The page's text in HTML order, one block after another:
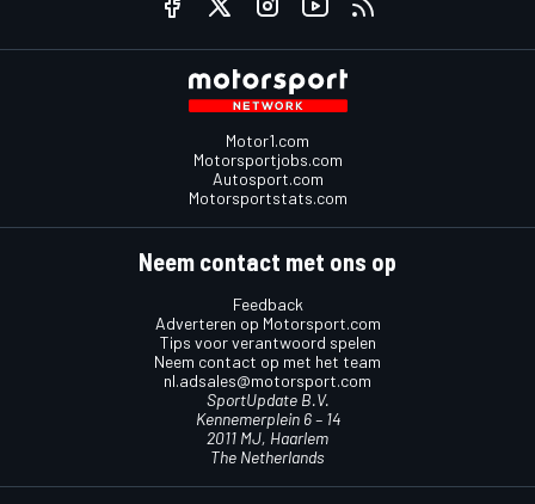
Motor1.com
Motorsportjobs.com
Autosport.com
Motorsportstats.com
Neem contact met ons op
Feedback
Adverteren op Motorsport.com
Tips voor verantwoord spelen
Neem contact op met het team
nl.adsales@motorsport.com
SportUpdate B.V.
Kennemerplein 6 – 14
2011 MJ, Haarlem
The Netherlands